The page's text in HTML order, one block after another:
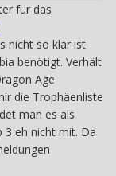
für das
nicht so klar ist
benötigt. Verhält
Age
die Trophäenliste
man es als
3 eh nicht mit. Da